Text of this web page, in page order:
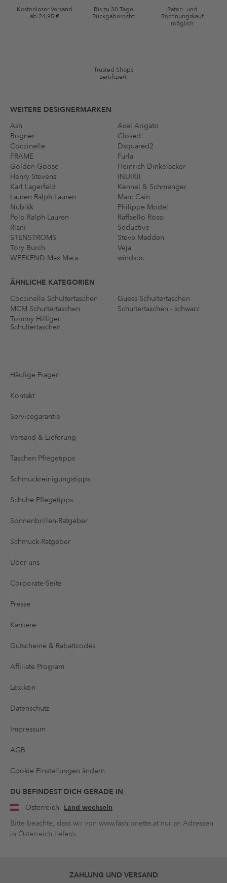
Gutscheinkonditionen
Kostenloser Versand
ab 24,95 €
Bis zu 30 Tage
Rückgaberecht
Raten- und
Rechnungskauf
möglich
Trusted Shops
zertifiziert
WEITERE DESIGNERMARKEN
Ash
Axel Arigato
Bogner
Closed
Coccinelle
Dsquared2
FRAME
Furla
Golden Goose
Heinrich Dinkelacker
Henry Stevens
INUIKII
Karl Lagerfeld
Kennel & Schmenger
Lauren Ralph Lauren
Marc Cain
Nubikk
Philippe Model
Polo Ralph Lauren
Raffaello Rossi
Riani
Seductive
STENSTRÖMS
Steve Madden
Tory Burch
Veja
WEEKEND Max Mara
windsor.
ÄHNLICHE KATEGORIEN
Coccinelle Schultertaschen
Guess Schultertaschen
MCM Schultertaschen
Schultertaschen - schwarz
Tommy Hilfiger
Schultertaschen
Häufige Fragen
Kontakt
Servicegarantie
Versand & Lieferung
Taschen Pflegetipps
Schmuckreinigungstipps
Schuhe Pflegetipps
Sonnenbrillen-Ratgeber
Schmuck-Ratgeber
Über uns
Corporate-Seite
Presse
Karriere
Gutscheine & Rabattcodes
Affiliate Program
Lexikon
Datenschutz
Impressum
AGB
Cookie Einstellungen ändern
DU BEFINDEST DICH GERADE IN
Österreich Land wechseln
Bitte beachte, dass wir von www.fashionette.at nur an Adressen
in Österreich liefern.
ZAHLUNG UND VERSAND